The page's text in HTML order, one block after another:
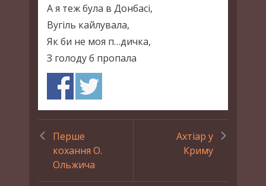
А я теж була в Донбасі,
Вугіль кайлувала,
Як би не моя п…дичка,
З голоду б пропала
Перше
кохання О.
Ольжича
Ахтіар у
Криму